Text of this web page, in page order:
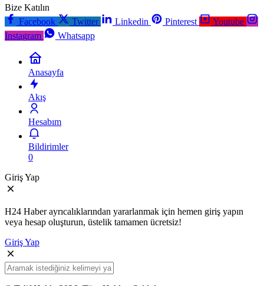
Bize Katılın
Facebook
Twitter Linkedin Pinterest
Youtube
Instagram
Whatsapp
Anasayfa
Akış
Hesabım
Bildirimler
0
Giriş Yap
H24 Haber ayrıcalıklarından yararlanmak için hemen giriş yapın
veya hesap oluşturun, üstelik tamamen ücretsiz!
Giriş Yap